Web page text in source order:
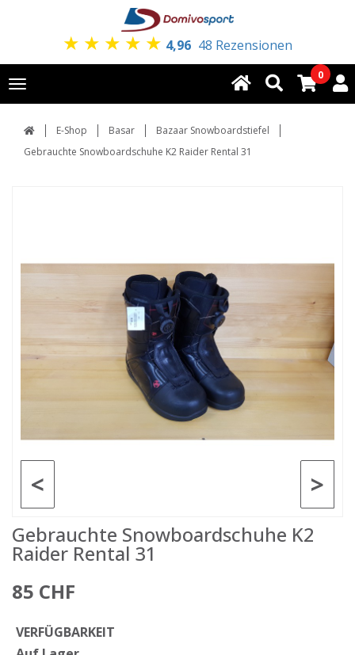
★ ★ ★ ★ ★ 4,96 48 Rezensionen
Toggle
navigation
0
E-Shop Basar
Bazaar Snowboardstiefel
Gebrauchte Snowboardschuhe K2 Raider Rental 31
>
<
Gebrauchte Snowboardschuhe K2
Raider Rental 31
85 CHF
VERFÜGBARKEIT